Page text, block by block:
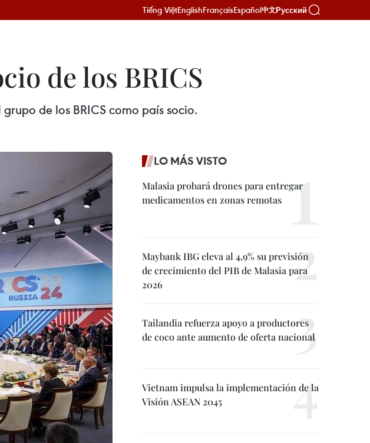
Tiếng ViệtEnglishFrançaisEspañol中文Русский
de los BRICS
de los BRICS como país socio.
LO MÁS VISTO
Malasia probará drones para entregar
medicamentos en zonas remotas
Maybank IBG eleva al 4,9% su previsión
de crecimiento del PIB de Malasia para
2026
Tailandia refuerza apoyo a productores
de coco ante aumento de oferta nacional
Vietnam impulsa la implementación de la
Visión ASEAN 2045